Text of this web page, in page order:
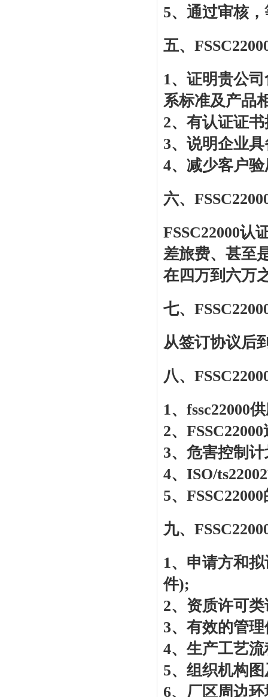
5、通过审核
五、
1、证明贵公
系标准及产品
2、有认证证
3、说明企业
4、减少客户
六、
FSSC22000认
差旅费、甚至
在四万到六万
七、
从签订协议后
八、
1、fssc22000
2、
3、危害控制
4、ISO/
5、
九、
1、申请方和
件);
2、资质许可
3、有效的管
4、生产工艺
5、组织机构
6、厂区周边